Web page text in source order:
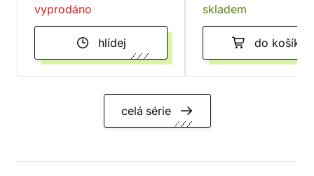
vyprodáno
hlídej
skladem
do košíku
celá série